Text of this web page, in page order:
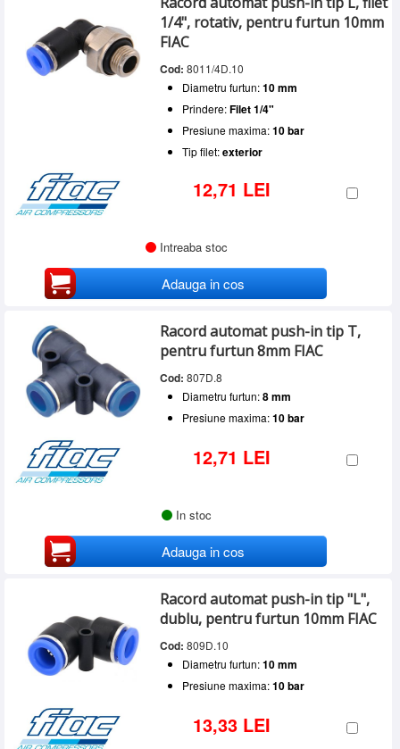
1/4", rotativ, pentru furtun 10mm
FIAC
Cod: 8011/4D.10
Diametru furtun:10 mm
Prindere:Filet 1/4"
Presiune maxima:10 bar
Tip filet:exterior
12,71 LEI
Intreaba stoc
Adauga in cos
Racord automat push-in tip T,
pentru furtun 8mm FIAC
Cod: 807D.8
Diametru furtun:8 mm
Presiune maxima:10 bar
12,71 LEI
In stoc
Adauga in cos
Racord automat push-in tip "L",
dublu, pentru furtun 10mm FIAC
Cod: 809D.10
Diametru furtun:10 mm
Presiune maxima:10 bar
13,33 LEI